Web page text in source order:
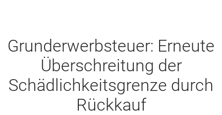
Grunderwerbsteuer: Erneute
Überschreitung der
Schädlichkeitsgrenze durch
Rückkauf